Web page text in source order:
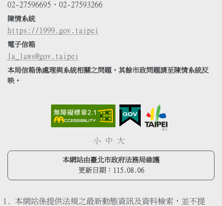
02-27596695、02-27593266
陳情系統
https://1999.gov.taipei
電子信箱
la_laws@gov.taipei
本局信箱係處理與系統相關之問題，其餘市政問題請至陳情系統反
映。
小 中 大
本網站由臺北市政府法務局維護
更新日期： 115.08.06
本網站係提供法規之最新動態資訊及資料檢索，並不提